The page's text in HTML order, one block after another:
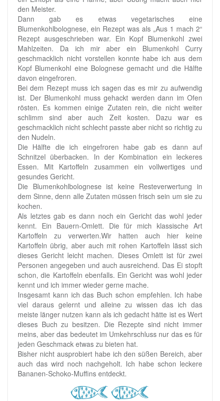
den Meister.
Dann gab es etwas vegetarisches eine
Blumenkohlbolognese, ein Rezept was als „Aus 1 mach 2“
Rezept ausgeschrieben war. Ein Kopf Blumenkohl zwei
Mahlzeiten. Da ich mir aber ein Blumenkohl Curry
geschmacklich nicht vorstellen konnte habe ich aus dem
Kopf Blumenkohl eine Bolognese gemacht und die Hälfte
davon eingefroren.
Bei dem Rezept muss ich sagen das es mir zu aufwendig
ist. Der Blumenkohl muss gehackt werden dann im Ofen
rösten. Es kommen einige Zutaten rein, die nicht weiter
schlimm sind aber auch Zeit kosten. Dazu war es
geschmacklich nicht schlecht passte aber nicht so richtig zu
den Nudeln.
Die Hälfte die ich eingefroren habe gab es dann auf
Schnitzel überbacken. In der Kombination ein leckeres
Essen. Mit Kartoffeln zusammen ein vollwertiges und
gesundes Gericht.
Die Blumenkohlbolognese ist keine Resteverwertung in
dem Sinne, denn alle Zutaten müssen frisch sein um sie zu
kochen.
Als letztes gab es dann noch ein Gericht das wohl jeder
kennt. Ein Bauern-Omlett. Die für mich klassische Art
Kartoffeln zu verwerten.Wir hatten auch hier keine
Kartoffeln übrig, aber auch mit rohen Kartoffeln lässt sich
dieses Gericht leicht machen. Dieses Omlett ist für zwei
Personen angegeben und auch ausreichend. Das Ei stopft
schon, die Kartoffeln ebenfalls. Ein Gericht was wohl jeder
kennt und ich immer wieder gerne mache.
Insgesamt kann ich das Buch schon empfehlen. Ich habe
viel daraus gelernt und alleine zu wissen das ich das
meiste länger nutzen kann als ich gedacht hätte ist es Wert
dieses Buch zu besitzen. Die Rezepte sind nicht immer
meins, aber das bedeutet im Umkehrschluss nur das es für
jeden Geschmack etwas zu bieten hat.
Bisher nicht ausprobiert habe ich den süßen Bereich, aber
auch das wird noch nachgeholt. Ich habe schon leckere
Bananen-Schoko-Muffins entdeckt.